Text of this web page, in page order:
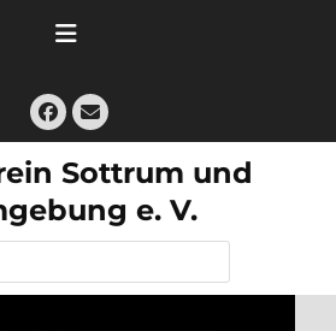
Facebook
E-
Mail
Sottrum und
e. V.